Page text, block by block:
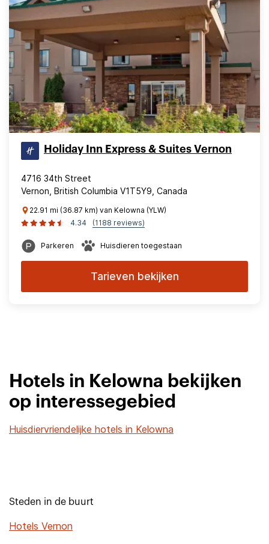
Holiday Inn Express & Suites Vernon
4716 34th Street
Vernon, British Columbia V1T5Y9, Canada
22.91 mi (36.87 km) van Kelowna (YLW)
4.34
(1188 reviews)
Parkeren Huisdieren toegestaan
Tarieven bekijken
Hotels in Kelowna bekijken
op interessegebied
Huisdiervriendelijke hotels in Kelowna
Steden in de buurt
Hotels Vernon